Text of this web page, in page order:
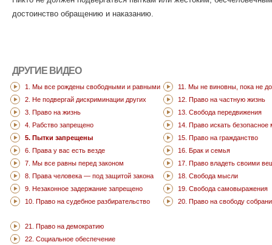
достоинство обращению и наказанию.
ДРУГИЕ ВИДЕО
1. Мы все рождены свободными и равными
2. Не подвергай дискриминации других
3. Право на жизнь
4. Рабство запрещено
5. Пытки запрещены
6. Права у вас есть везде
7. Мы все равны перед законом
8. Права человека — под защитой закона
9. Незаконное задержание запрещено
10. Право на судебное разбирательство
11. Мы не виновны, пока не
12. Право на частную жизнь
13. Свобода передвижения
14. Право искать безопасное
15. Право на гражданство
16. Брак и семья
17. Право владеть своими
18. Свобода мысли
19. Свобода самовыражения
20. Право на свободу
21. Право на демократию
22. Социальное обеспечение